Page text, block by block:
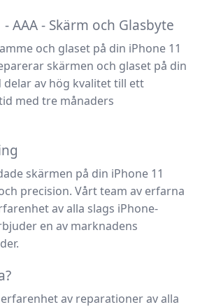
AAA - Skärm och Glasbyte
och glaset på din iPhone 11
skärmen och glaset på din
delar av hög kvalitet till ett
med tre månaders
skärmen på din iPhone 11
precision. Vårt team av erfarna
av alla slags iPhone-
en av marknadens
av reparationer av alla